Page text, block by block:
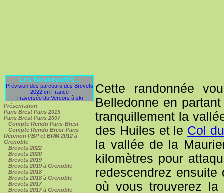
Les Nouveautés...
Prévision des parcours des Brevets
2022 en France
Traversée du Vercors à ski
Présentation
Paris Brest Paris 2015
Paris Brest Paris 2007
Compte Rendu Paris-Brest
Compte Rendu Brest-Paris
Réunion PBP et BRM 2012 à
Grenoble
Brevets 2022
Brevets 2020
Brevets 2019
Brevets 2019 à Grenoble
Brevets 2018
Brevets 2018 à Grenoble
Brevets 2017
Brevets 2017 à Grenoble
Cette randonnée
Belledonne en
tranquillement la
des Huiles et le Col
la vallée de la
kilomètres pour
redescendrez
où vous trouverez la